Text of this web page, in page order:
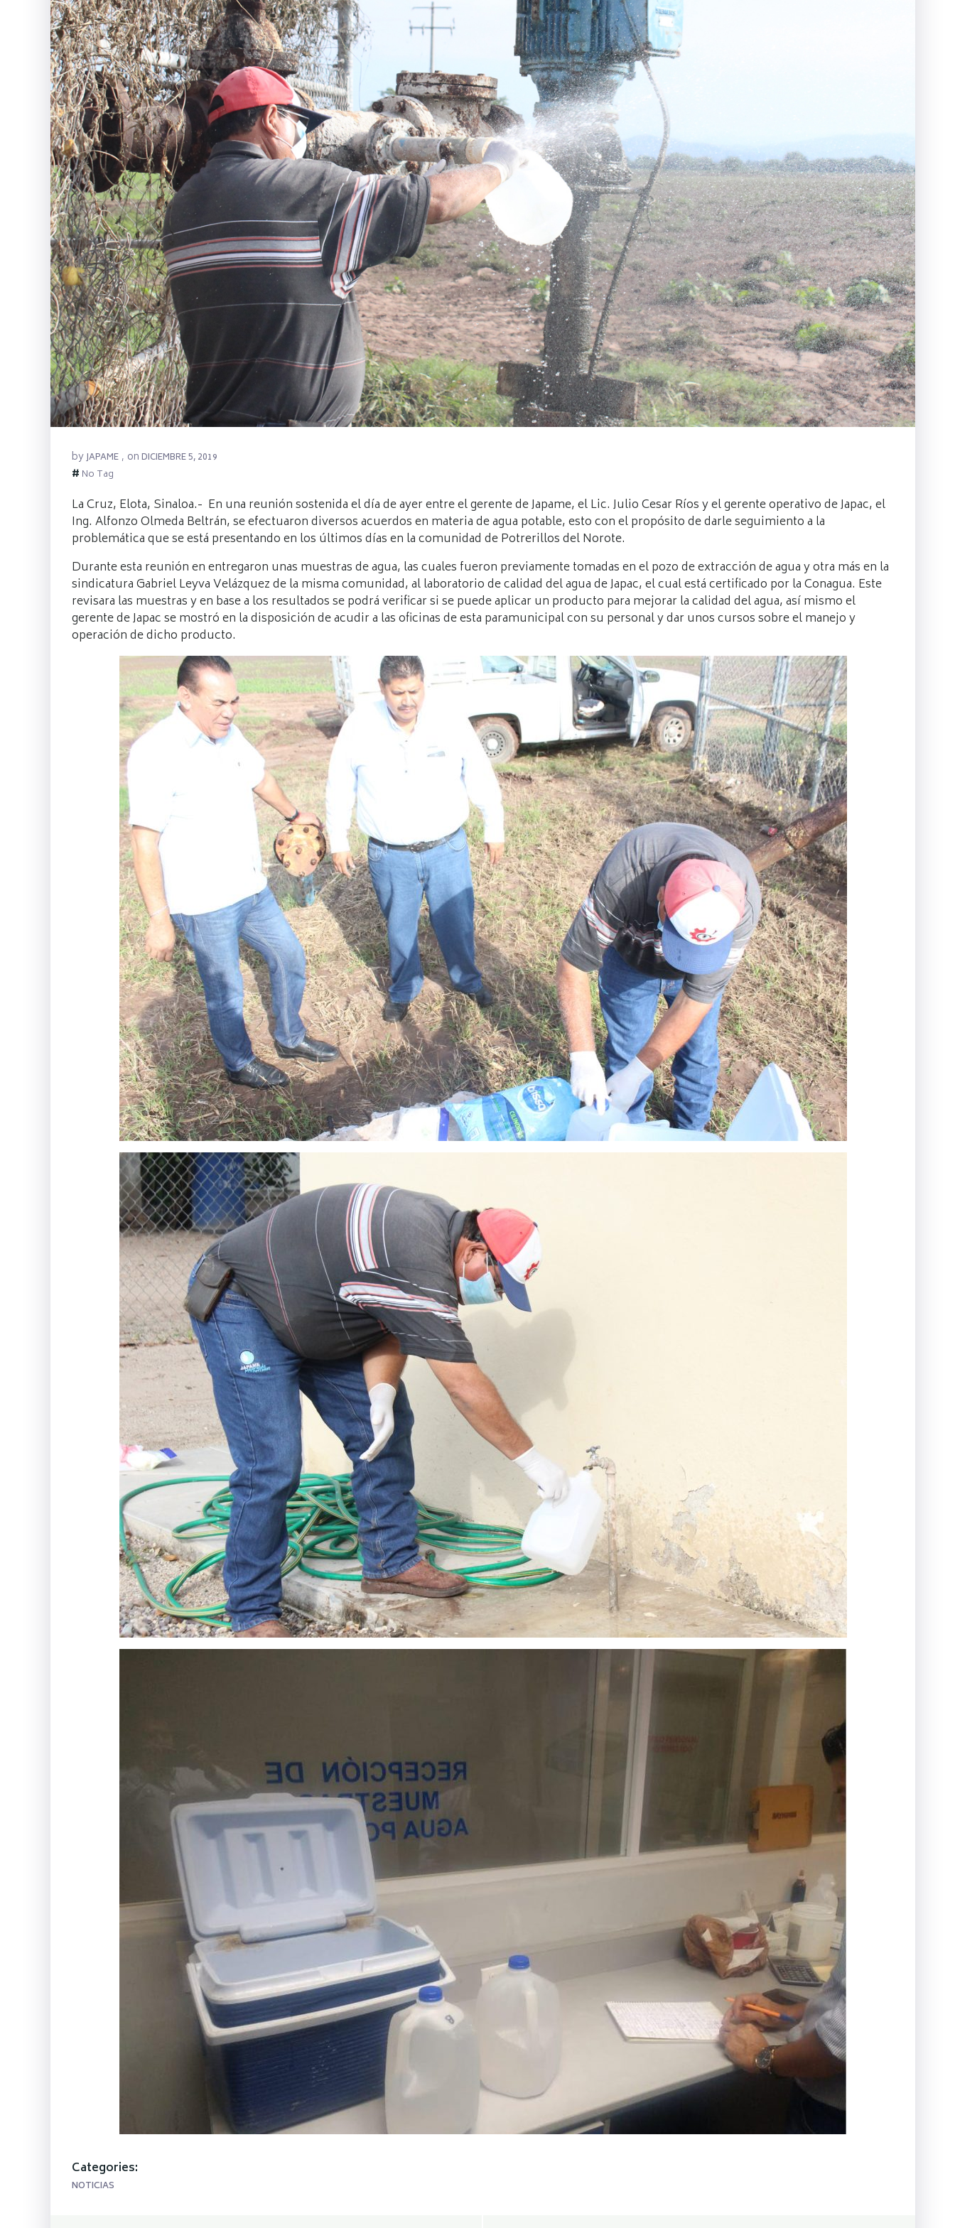
byJAPAME , onDICIEMBRE 5, 2019
# No Tag
La Cruz, Elota, Sinaloa.- En una reunión sostenida el día de ayer entre el gerente de Japame, el Lic. Julio Cesar Ríos y el gerente operativo de Japac, el
Ing. Alfonzo Olmeda Beltrán, se efectuaron diversos acuerdos en materia de agua potable, esto con el propósito de darle seguimiento a la
problemática que se está presentando en los últimos días en la comunidad de Potrerillos del Norote.
Durante esta reunión en entregaron unas muestras de agua, las cuales fueron previamente tomadas en el pozo de extracción de agua y otra más en la
sindicatura Gabriel Leyva Velázquez de la misma comunidad, al laboratorio de calidad del agua de Japac, el cual está certificado por la Conagua. Este
revisara las muestras y en base a los resultados se podrá verificar si se puede aplicar un producto para mejorar la calidad del agua, así mismo el
gerente de Japac se mostró en la disposición de acudir a las oficinas de esta paramunicipal con su personal y dar unos cursos sobre el manejo y
operación de dicho producto.
Categories:
NOTICIAS